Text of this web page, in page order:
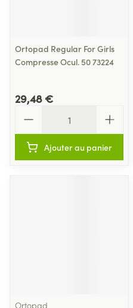
Ortopad Regular For Girls
Compresse Ocul. 50 73224
29,48 €
Ajouter au panier
Ortopad